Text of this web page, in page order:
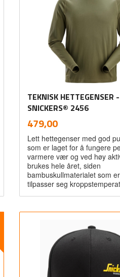
TEKNISK HETTEGENSER -
SNICKERS® 2456
Pris
479,00mva.
Lett hettegenser med god
som er laget for å fungere
varmere vær og ved høy
brukes hele året, siden
bambuskullmaterialet som
tilpasser seg